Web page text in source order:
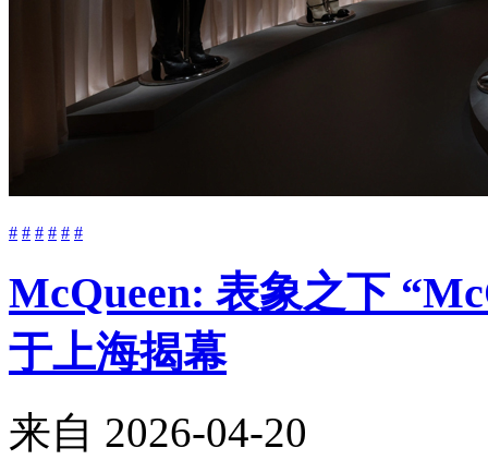
# # # # # #
McQueen: 表象之下
于上海揭幕
来自 2026-04-20